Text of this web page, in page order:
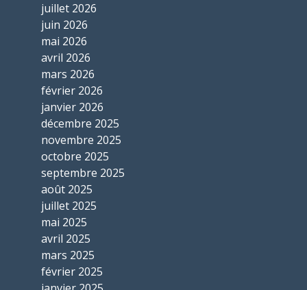
juillet 2026
juin 2026
mai 2026
avril 2026
mars 2026
février 2026
janvier 2026
décembre 2025
novembre 2025
octobre 2025
septembre 2025
août 2025
juillet 2025
mai 2025
avril 2025
mars 2025
février 2025